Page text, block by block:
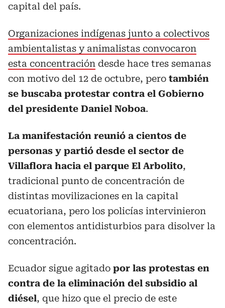
capital del país.
Organizaciones indígenas junto a colectivos
ambientalistas y animalistas convocaron
esta concentración desde hace tres semanas
con motivo del 12 de octubre, pero también
se buscaba protestar contra el Gobierno
del presidente Daniel Noboa.
La manifestación reunió a cientos de
personas y partió desde el sector de
Villaflora hacia el parque El Arbolito,
tradicional punto de concentración de
distintas movilizaciones en la capital
ecuatoriana, pero los policías intervinieron
con elementos antidisturbios para disolver la
concentración.
Ecuador sigue agitado por las protestas en
contra de la eliminación del subsidio al
diésel, que hizo que el precio de este